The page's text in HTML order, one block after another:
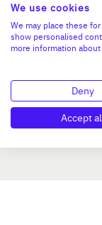
We use cookies
We may place these
show personalised
more information
Deny
Accept